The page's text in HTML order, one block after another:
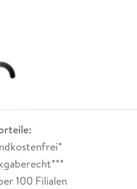
100 Filialen